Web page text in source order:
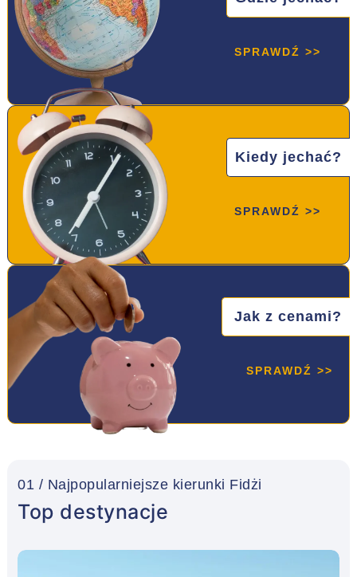
SPRAWDŹ >>
Kiedy jechać?
SPRAWDŹ >>
Jak z cenami?
SPRAWDŹ >>
01 / Najpopularniejsze kierunki Fidżi
Top destynacje